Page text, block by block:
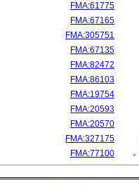
FMA:61775
FMA:67165
FMA:305751
FMA:67135
FMA:82472
FMA:86103
FMA:19754
FMA:20593
FMA:20570
FMA:327175
FMA:77100